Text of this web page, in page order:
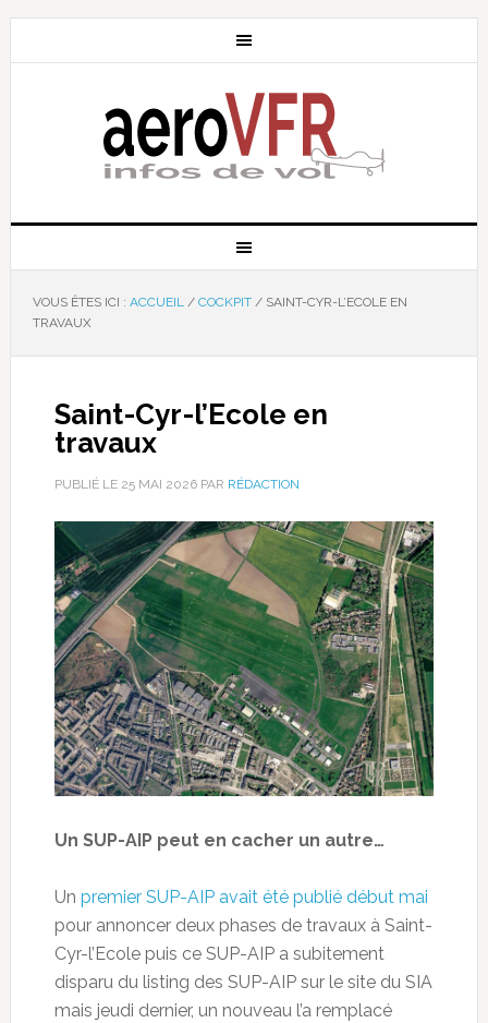
VOUS ÊTES ICI : ACCUEIL / COCKPIT /SAINT-CYR-L’ECOLE EN
TRAVAUX
Saint-Cyr-l’Ecole en
travaux
PUBLIÉ LE 25 MAI 2026PAR RÉDACTION
Un SUP-AIP peut en cacher un autre…
Un premier SUP-AIP avait été publié début mai
pour annoncer deux phases de travaux à Saint-
Cyr-l’Ecole puis ce SUP-AIP a subitement
disparu du listing des SUP-AIP sur le site du SIA
mais jeudi dernier, un nouveau l’a remplacé